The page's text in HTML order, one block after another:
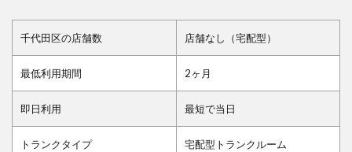
千代田区の店舗数 店舗なし（宅配型）
最低利用期間 2ヶ月
即日利用 最短で当日
トランクタイプ 宅配型トランクルーム